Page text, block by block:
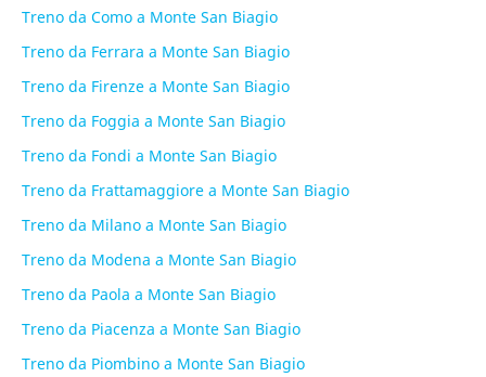
Treno da Como a Monte San Biagio
Treno da Ferrara a Monte San Biagio
Treno da Firenze a Monte San Biagio
Treno da Foggia a Monte San Biagio
Treno da Fondi a Monte San Biagio
Treno da Frattamaggiore a Monte San Biagio
Treno da Milano a Monte San Biagio
Treno da Modena a Monte San Biagio
Treno da Paola a Monte San Biagio
Treno da Piacenza a Monte San Biagio
Treno da Piombino a Monte San Biagio